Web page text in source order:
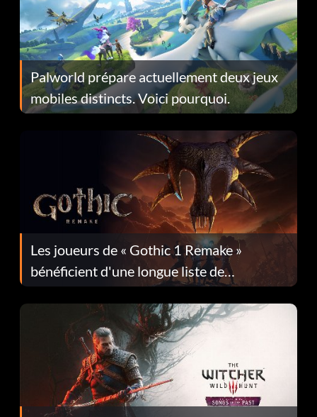
Palworld prépare actuellement deux jeux
mobiles distincts. Voici pourquoi.
Les joueurs de « Gothic 1 Remake »
bénéficient d'une longue liste de
corrections dans la mise à jour 1.0.4